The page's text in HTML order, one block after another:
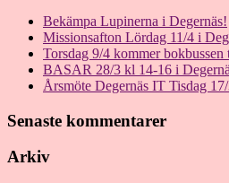
Bekämpa Lupinerna i Degernäs!
Missionsafton Lördag 11/4 i
Torsdag 9/4 kommer bokbussen
BASAR 28/3 kl 14-16 i
Årsmöte Degernäs IT Tisdag
Senaste kommentarer
Arkiv